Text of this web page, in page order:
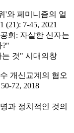
'와 페미니즘의 얼
7-45, 2021
회: 자살한 신자는
?"
는 것" 시대의창
개신교계의 혐오
72, 2018
과 정치적인 것의